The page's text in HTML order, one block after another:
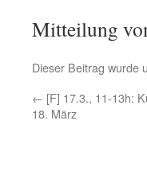
Mitteilung
Dieser Beitrag wurde
← [F] 17.3., 11-13h:
18. März